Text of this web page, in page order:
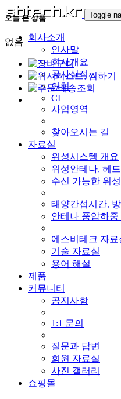
Toggle
회사소개
인사말
회사개요
공사실적
연혁
CI
사업영역
찾아오시는 길
자료실
위성시스템 개요
위성안테나, 헤
수신 가능한 위
태양간섭시간,
안테나 풍압하중
에스비테크 자료
기술 자료실
용어 해설
제품
커뮤니티
공지사항
1:1 문의
질문과 답변
회원 자료실
사진 갤러리
쇼핑몰
오늘 본 상품
없음